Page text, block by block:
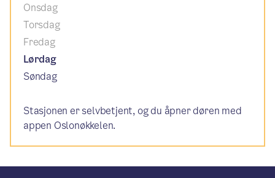
Onsdag
Torsdag
Fredag
Lørdag
Søndag
Stasjonen er selvbetjent, og du åpner døren med
appen Oslonøkkelen.